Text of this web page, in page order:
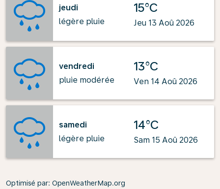
jeudi
légère pluie
15°C
Jeu 13 Aoû 2026
vendredi
pluie modérée
13°C
Ven 14 Aoû 2026
samedi
légère pluie
14°C
Sam 15 Aoû 2026
Optimisé par: OpenWeatherMap.org